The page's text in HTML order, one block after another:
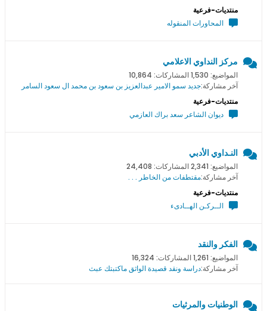
منتديات-فرعية
المحاورات المنقوله
مركز النداوي الاعلامي
المواضيع: 1,530 المشاركات: 10,864
آخر مشاركة:جديد سمو اﻻمير عبدالعزيز بن سعود بن محمد ال سعود السامر
منتديات-فرعية
ديوان الشاعر سعد براك العازمي
النـداوي الأدبي
المواضيع: 2,341 المشاركات: 24,408
آخر مشاركة:مقتطفات من الخاطر . . .
منتديات-فرعية
الــركـن الهــادىء
الفكر والنقد
المواضيع: 1,261 المشاركات: 16,324
آخر مشاركة:دراسة ونقد قصيدة الواثق ماكتبتك عبث
الوطنيات والمرثيات